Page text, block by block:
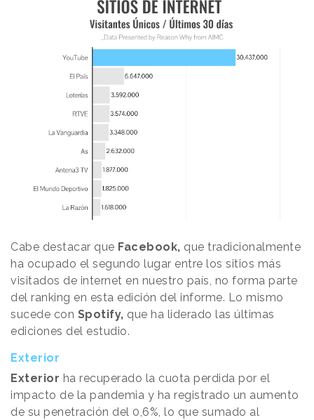
Cabe destacar que Facebook, que tradicionalmente
ha ocupado el segundo lugar entre los sitios más
visitados de internet en nuestro país, no forma parte
del ranking en esta edición del informe. Lo mismo
sucede con Spotify, que ha liderado las últimas
ediciones del estudio.
Exterior
Exterior ha recuperado la cuota perdida por el
impacto de la pandemia y ha registrado un aumento
de su penetración del 0,6%, lo que sumado al